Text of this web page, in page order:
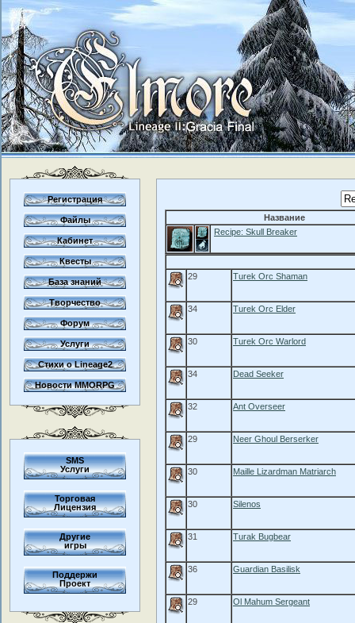
Регистрация
Файлы
Кабинет
Квесты
База знаний
Творчество
Форум
Услуги
Стихи о Lineage2
Новости MMORPG
SMS
Услуги
Торговая
Лицензия
Другие
игры
Поддержи
Проект
Название
Recipe: Skull Breaker
29 Turek Orc Shaman
34 Turek Orc Elder
30 Turek Orc Warlord
34 Dead Seeker
32 Ant Overseer
29 Neer Ghoul Berserker
30 Maille Lizardman Matriarch
30 Silenos
31 Turak Bugbear
36 Guardian Basilisk
29 Ol Mahum Sergeant